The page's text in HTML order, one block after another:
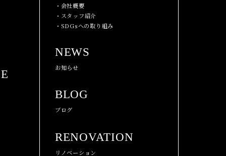
・会社概要
・スタッフ紹介
・SDGsへの取り組み
NEWS
お知らせ
BLOG
ブログ
RENOVATION
リノベーション